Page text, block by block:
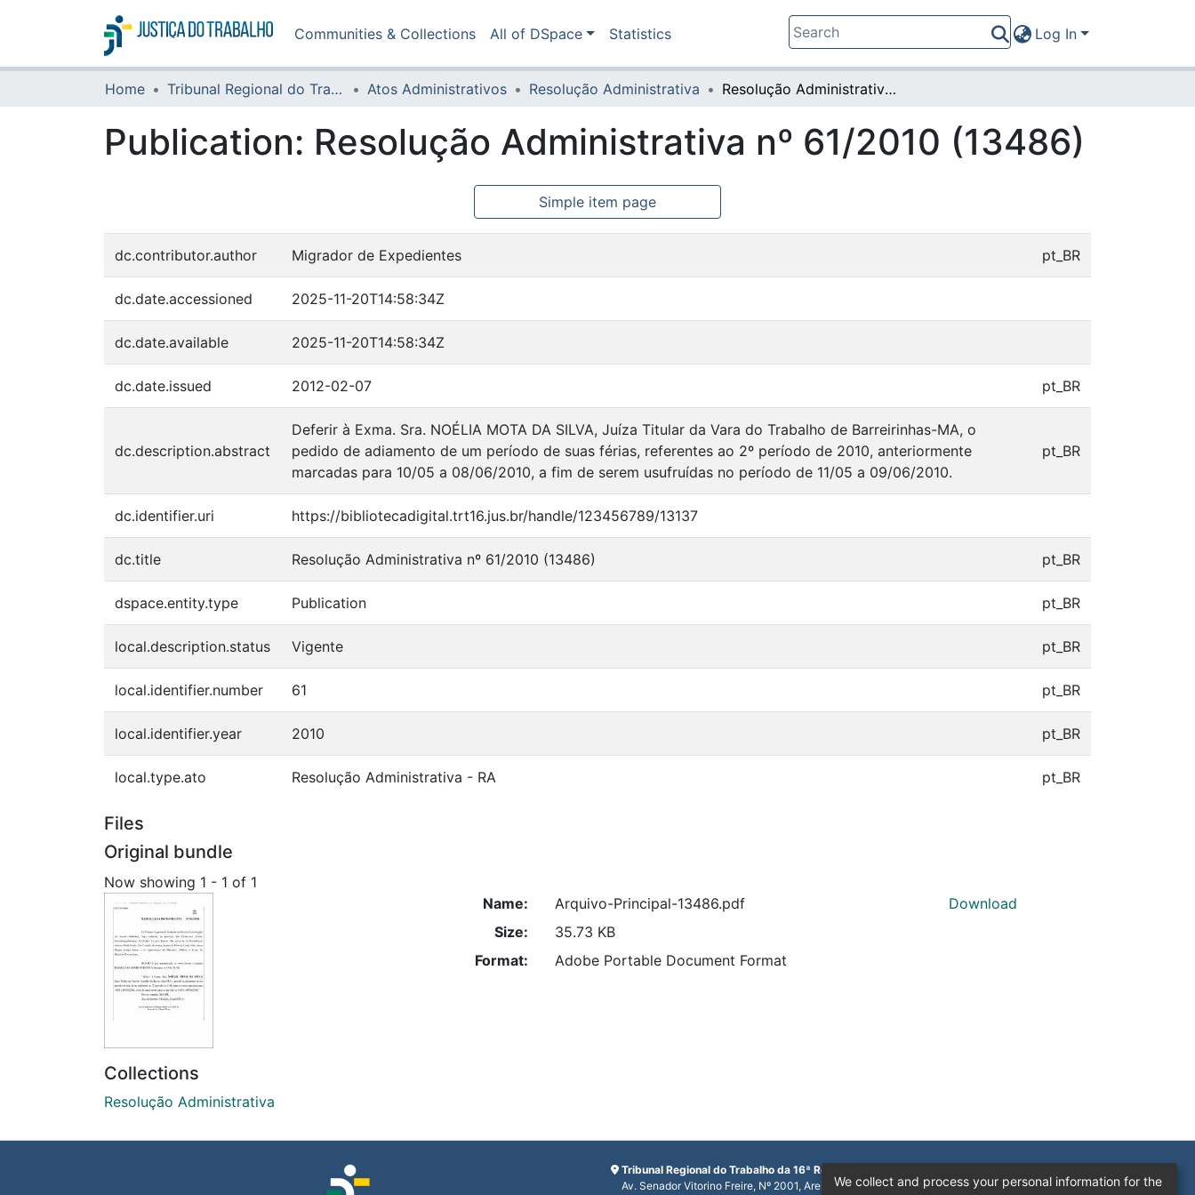
Communities & Collections All of DSpace Statistics Log In
Home Tribunal Regional do Trabalho da 16ª Região Atos Administrativos Resolução Administrativa Resolução Administrativa nº 61/2010 (13486)
Publication: Resolução Administrativa nº 61/2010 (13486)
Simple item page
dc.contributor.author Migrador de Expedientes pt_BR
dc.date.accessioned 2025-11-20T14:58:34Z
dc.date.available 2025-11-20T14:58:34Z
dc.date.issued 2012-02-07 pt_BR
dc.description.abstract
Deferir à Exma. Sra. NOÉLIA MOTA DA SILVA, Juíza Titular da Vara do Trabalho de Barreirinhas-MA, o
pedido de adiamento de um período de suas férias, referentes ao 2º período de 2010, anteriormente
marcadas para 10/05 a 08/06/2010, a fim de serem usufruídas no período de 11/05 a 09/06/2010.
pt_BR
dc.identifier.uri https://bibliotecadigital.trt16.jus.br/handle/123456789/13137
dc.title Resolução Administrativa nº 61/2010 (13486) pt_BR
dspace.entity.type Publication pt_BR
local.description.status Vigente pt_BR
local.identifier.number 61 pt_BR
local.identifier.year 2010 pt_BR
local.type.ato Resolução Administrativa - RA pt_BR
Files
Original bundle
Now showing 1 - 1 of 1
Name:
Arquivo-Principal-13486.pdf
Size:
35.73 KB
Format:
Adobe Portable Document Format
Download
Collections
Resolução Administrativa
Tribunal Regional do Trabalho da 16ª Região
Av. Senador Vitorino Freire, Nº 2001, AreinhaWe collect and process your personal information for the